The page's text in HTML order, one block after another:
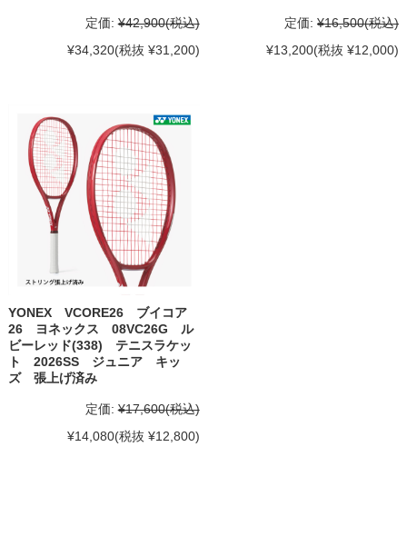
定価: ¥42,900(税込)
¥34,320(税抜 ¥31,200)
定価: ¥16,500(税込)
¥13,200(税抜 ¥12,000)
YONEX VCORE26 ブイコア
26 ヨネックス 08VC26G ル
ビーレッド(338) テニスラケッ
ト 2026SS ジュニア キッ
ズ 張上げ済み
定価: ¥17,600(税込)
¥14,080(税抜 ¥12,800)